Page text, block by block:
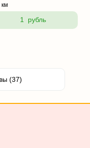
км
1 рубль
(37)